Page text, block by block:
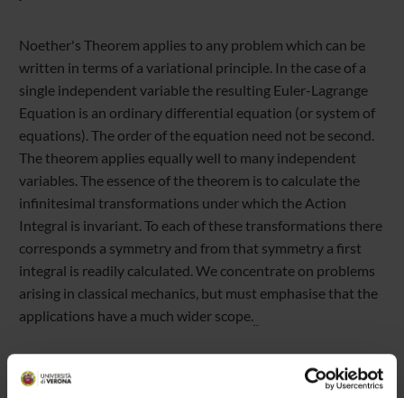
Noether's Theorem applies to any problem which can be
written in terms of a variational principle. In the case of a
single independent variable the resulting Euler-Lagrange
Equation is an ordinary differential equation (or system of
equations). The order of the equation need not be second.
The theorem applies equally well to many independent
variables. The essence of the theorem is to calculate the
infinitesimal transformations under which the Action
Integral is invariant. To each of these transformations there
corresponds a symmetry and from that symmetry a first
integral is readily calculated. We concentrate on problems
arising in classical mechanics, but must emphasise that the
applications have a much wider scope.